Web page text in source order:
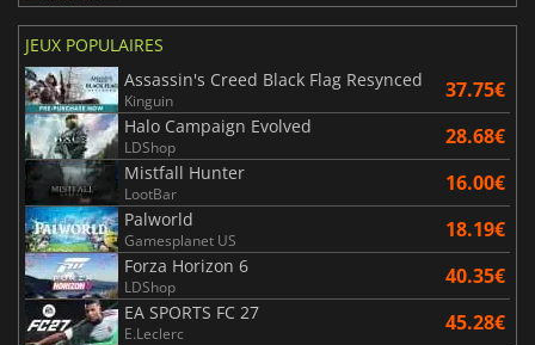
JEUX POPULAIRES
Assassin's Creed Black Flag Resynced
Kinguin 37.75€
Halo Campaign Evolved
LDShop 28.68€
Mistfall Hunter
LootBar 16.00€
Palworld
Gamesplanet US 18.19€
Forza Horizon 6
LDShop 40.35€
EA SPORTS FC 27
E.Leclerc 45.28€